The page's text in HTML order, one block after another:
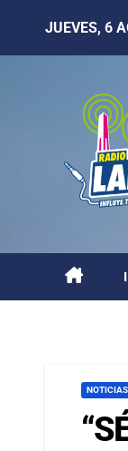
JUEVES, 6
NOTICIAS